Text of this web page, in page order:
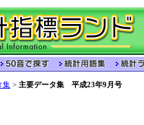
集 > 主要データ集 平成23年9月号